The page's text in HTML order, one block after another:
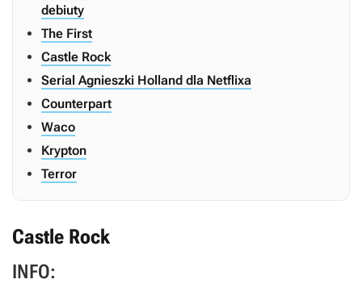
debiuty
The First
Castle Rock
Serial Agnieszki Holland dla Netflixa
Counterpart
Waco
Krypton
Terror
Castle Rock
INFO: